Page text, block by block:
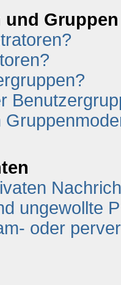
und Gruppen
ungewollte
oder